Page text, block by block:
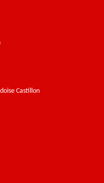
Castillon